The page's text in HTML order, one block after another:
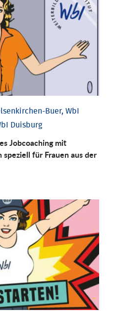
Buer, WbI
Duisburg
Jobcoaching mit
für Frauen aus der